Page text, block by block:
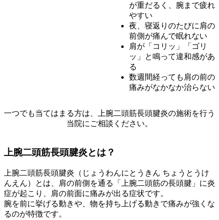
が重だるく、腕まで疲れ
やすい
夜、寝返りのたびに肩の
前側が痛んで眠れない
肩が「コリッ」「ゴリ
ッ」と鳴って違和感があ
る
数週間経っても肩の前の
痛みがなかなか治らない
一つでも当てはまる方は、上腕二頭筋長頭腱炎の施術を行う
当院にご相談ください。
上腕二頭筋長頭腱炎とは？
上腕二頭筋長頭腱炎（じょうわんにとうきん ちょうとうけ
んえん）とは、肩の前側を通る「上腕二頭筋の長頭腱」に炎
症が起こり、肩の前面に痛みが出る症状です。
腕を前に挙げる動きや、物を持ち上げる動きで痛みが強くな
るのが特徴です。